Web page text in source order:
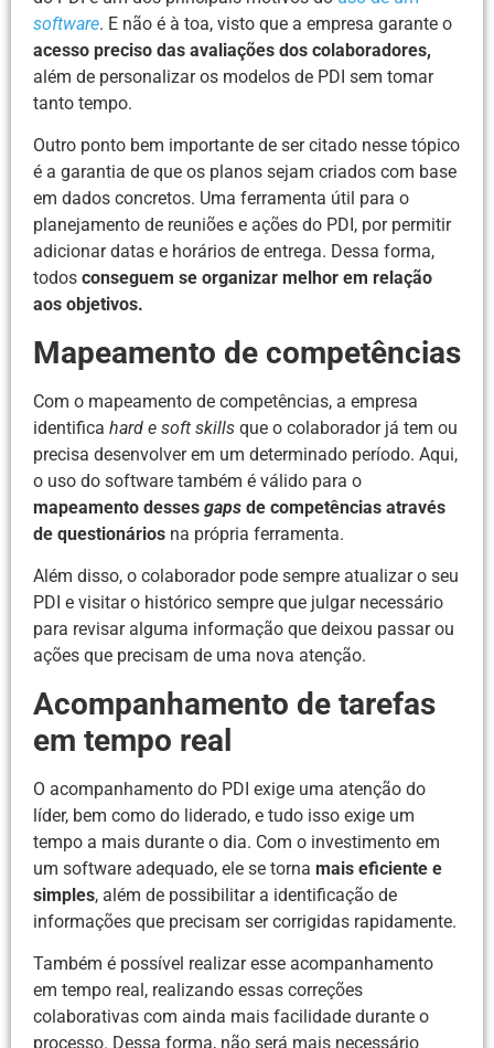
software. E não é à toa, visto que a empresa garante o
acesso preciso das avaliações dos colaboradores,
além de personalizar os modelos de PDI sem tomar
tanto tempo.
Outro ponto bem importante de ser citado nesse tópico
é a garantia de que os planos sejam criados com base
em dados concretos. Uma ferramenta útil para o
planejamento de reuniões e ações do PDI, por permitir
adicionar datas e horários de entrega. Dessa forma,
todos conseguem se organizar melhor em relação
aos objetivos.
Mapeamento de competências
Com o mapeamento de competências, a empresa
identifica hard e soft skills que o colaborador já tem ou
precisa desenvolver em um determinado período. Aqui,
o uso do software também é válido para o
mapeamento desses gaps de competências através
de questionários na própria ferramenta.
Além disso, o colaborador pode sempre atualizar o seu
PDI e visitar o histórico sempre que julgar necessário
para revisar alguma informação que deixou passar ou
ações que precisam de uma nova atenção.
Acompanhamento de tarefas
em tempo real
O acompanhamento do PDI exige uma atenção do
líder, bem como do liderado, e tudo isso exige um
tempo a mais durante o dia. Com o investimento em
um software adequado, ele se torna mais eficiente e
simples, além de possibilitar a identificação de
informações que precisam ser corrigidas rapidamente.
Também é possível realizar esse acompanhamento
em tempo real, realizando essas correções
colaborativas com ainda mais facilidade durante o
processo. Dessa forma, não será mais necessário